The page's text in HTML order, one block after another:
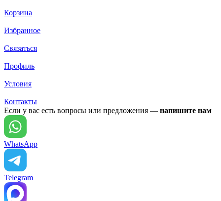
Корзина
Избранное
Связаться
Профиль
Условия
Контакты
Если у вас есть вопросы или предложения — напишите нам
WhatsApp
Telegram